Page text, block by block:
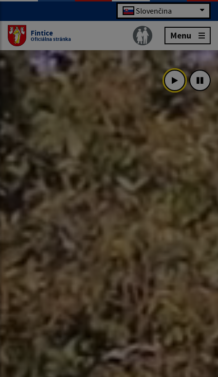
Slovenčina
Fintice
Oficiálna stránka Menu